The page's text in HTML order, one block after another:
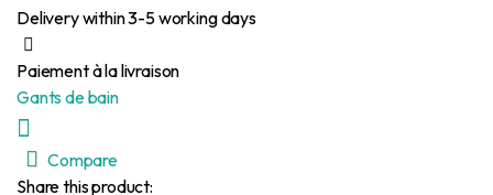
Delivery within 3-5 working days
Paiement à la livraison
Gants de bain
Compare
Share this product: